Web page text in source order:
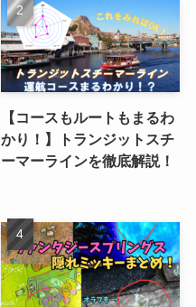
【コースもルートもまるわ
かり！】トランジットスチ
ーマーラインを徹底解説！